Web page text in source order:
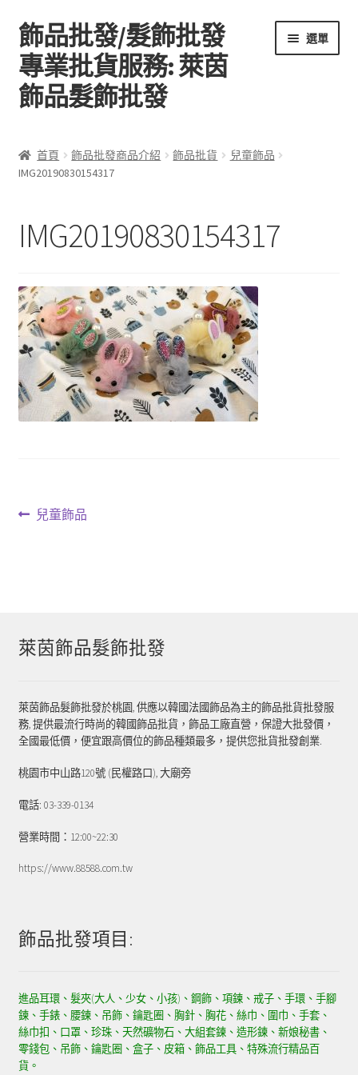
跳
至
導
覽
列
跳
至
主
要
內
飾品批發/髮飾批發
專業批貨服務: 萊茵
飾品髮飾批發
選單
關於萊茵飾品批發
首頁 飾品批發商品介紹 飾品批貨
兒童飾品
IMG20190830154317
IMG20190830154317
文上
兒童飾品
萊茵飾品髮飾批發
萊茵飾品髮飾批發於桃園, 供應以韓國法國飾品為主的飾品批貨批發服
務, 提供最流行時尚的韓國飾品批貨，飾品工廠直營，保證大批發價，
全國最低價，便宜跟高價位的飾品種類最多，提供您批貨批發創業.
桃園市中山路120號 (民權路口), 大廟旁
電話: 03-339-0134
營業時間：12:00~22:30
https://www.88588.com.tw
飾品批發項目:
進品耳環、髮夾(大人、少女、小孩)、鋼飾、項鍊、戒子、手環、手腳
鍊、手錶、腰鍊、吊飾、鑰匙圈、胸針、胸花、絲巾、圍巾、手套、
絲巾扣、口罩、珍珠、天然礦物石、大組套鍊、造形鍊、新娘秘書、
零錢包、吊飾、鑰匙圈、盒子、皮箱、飾品工具、特殊流行精品百
貨。